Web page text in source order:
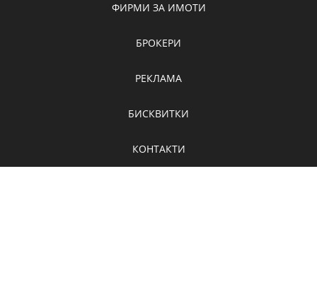
ФИРМИ ЗА ИМОТИ
БРОКЕРИ
РЕКЛАМА
БИСКВИТКИ
КОНТАКТИ